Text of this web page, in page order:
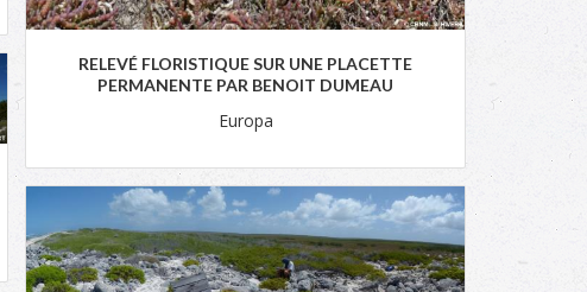
RELEVÉ FLORISTIQUE SUR UNE PLACETTE
PERMANENTE PAR BENOIT DUMEAU
Europa